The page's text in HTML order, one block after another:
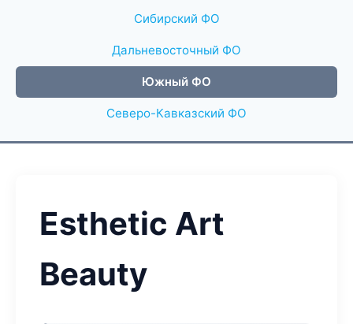
Сибирский ФО
Дальневосточный ФО
Южный ФО
Северо-Кавказский ФО
Esthetic Art
Beauty